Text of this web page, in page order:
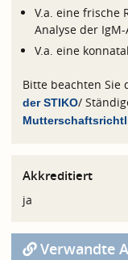
V.a. eine frische
Analyse der
V.a. eine
Bitte beachten Sie
der STIKO/
Akkreditiert
ja
Verwandte